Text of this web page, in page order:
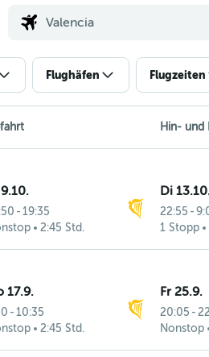
Flughäfen Flugzeiten
Hin- und
- 19:35
2:45 Std.
Di
22:55 -
1 Stopp
17.9.
- 10:35
2:45 Std.
Fr 25.9.
20:05 -
Nonstop